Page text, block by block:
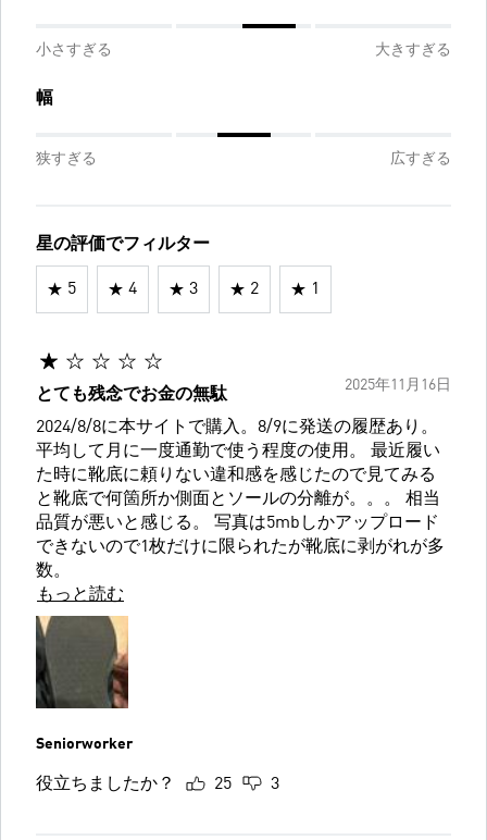
小さすぎる 大きすぎる
幅
狭すぎる 広すぎる
星の評価でフィルター
5 4 3 2 1
2025年11月16日
とても残念でお金の無駄
2024/8/8に本サイトで購入。8/9に発送の履歴あり。
平均して月に一度通勤で使う程度の使用。 最近履い
た時に靴底に頼りない違和感を感じたので見てみる
と靴底で何箇所か側面とソールの分離が。。。 相当
品質が悪いと感じる。 写真は5mbしかアップロード
できないので1枚だけに限られたが靴底に剥がれが多
数。
もっと読む
Seniorworker
役立ちましたか？ 25 3